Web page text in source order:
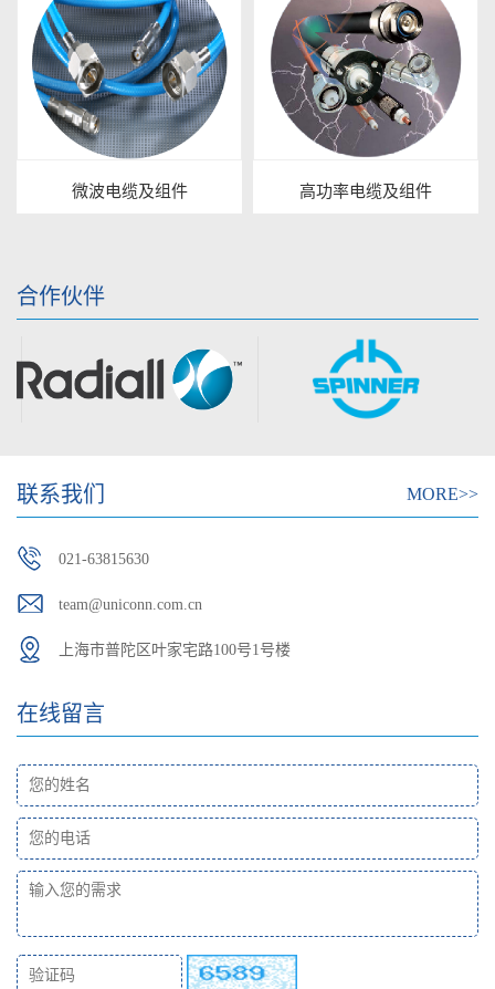
微波电缆及组件 高功率电缆及组件
合作伙伴
联系我们 MORE>>
021-63815630
team@uniconn.com.cn
上海市普陀区叶家宅路100号1号楼
在线留言